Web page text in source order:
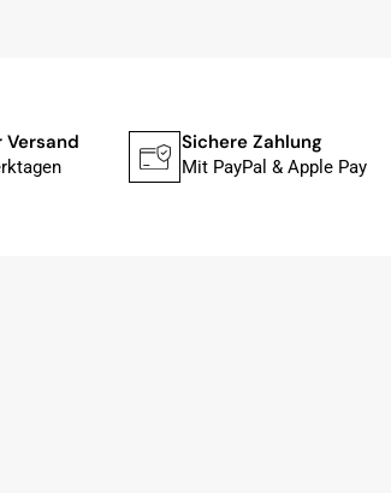
Arbeit und tollen Service extrem
Versand Sichere Zahlung
Mit PayPal & Apple Pay